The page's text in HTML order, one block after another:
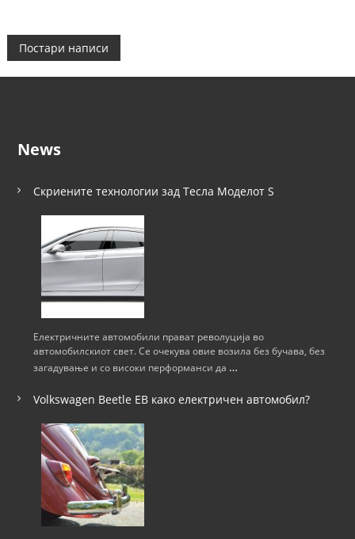
Н
а
и
н
Постари написи
News
Скриените технологии зад Тесла Моделот S
Електричните автомобили прават револуција во
автомобилскиот свет. Се очекува овие возила без бучава, без
загадување и со високи перформанси да …
Volkswagen Beetle ЕВ како електричен автомобил?